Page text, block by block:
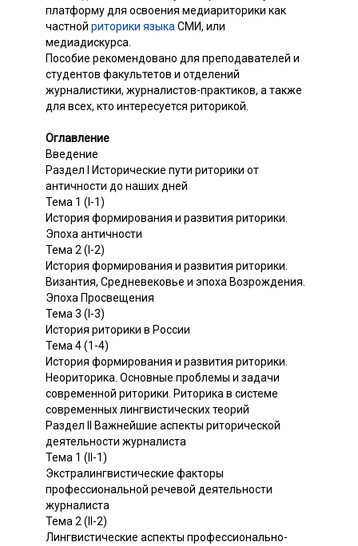
платформу для освоения медиариторики как
частной риторики языка СМИ, или
медиадискурса.
Пособие рекомендовано для преподавателей и
студентов факультетов и отделений
журналистики, журналистов-практиков, а также
для всех, кто интересуется риторикой.
Оглавление
Введение
Раздел I Исторические пути риторики от
античности до наших дней
Тема 1 (I-1)
История формирования и развития риторики.
Эпоха античности
Тема 2 (I-2)
История формирования и развития риторики.
Византия, Средневековье и эпоха Возрождения.
Эпоха Просвещения
Тема 3 (I-3)
История риторики в России
Тема 4 (1-4)
История формирования и развития риторики.
Неориторика. Основные проблемы и задачи
современной риторики. Риторика в системе
современных лингвистических теорий
Раздел II Важнейшие аспекты риторической
деятельности журналиста
Тема 1 (II-1)
Экстралингвистические факторы
профессиональной речевой деятельности
журналиста
Тема 2 (II-2)
Лингвистические аспекты профессионально-